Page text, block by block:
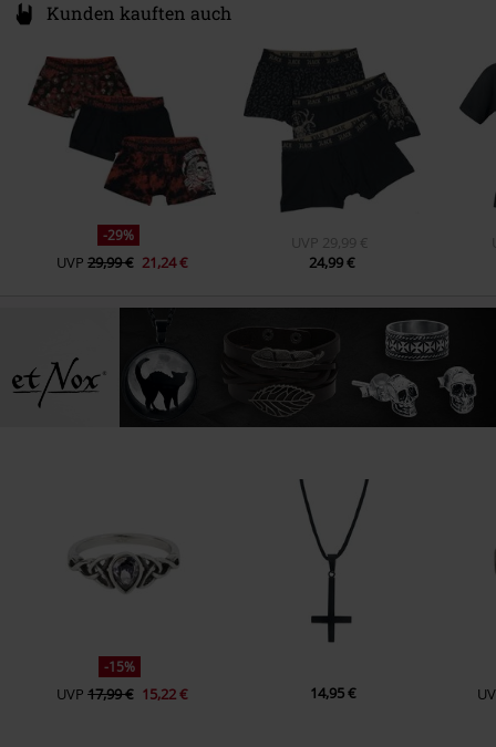
Kunden kauften auch
-29%
UVP 29,99 € 21,24 €
UVP 29,99 €
24,99 €
-15%
UVP 17,99 € 15,22 € 14,95 €